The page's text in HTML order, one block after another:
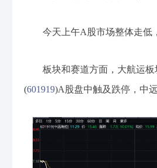
今天上午A股市场整体走低
板块和赛道方面，大航运
(601919)A股盘中触及跌停，中